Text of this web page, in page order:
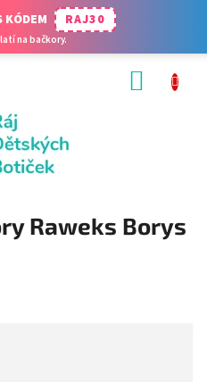
Raweks Borys
KÓDEM RAJ30
na bačkory.